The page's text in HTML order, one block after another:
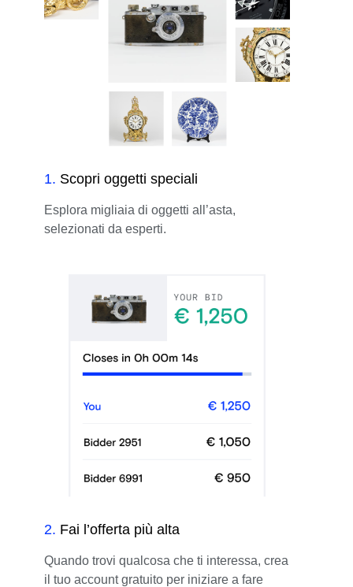
1. Scopri oggetti speciali
Esplora migliaia di oggetti all’asta,
selezionati da esperti.
2. Fai l’offerta più alta
Quando trovi qualcosa che ti interessa, crea
il tuo account gratuito per iniziare a fare